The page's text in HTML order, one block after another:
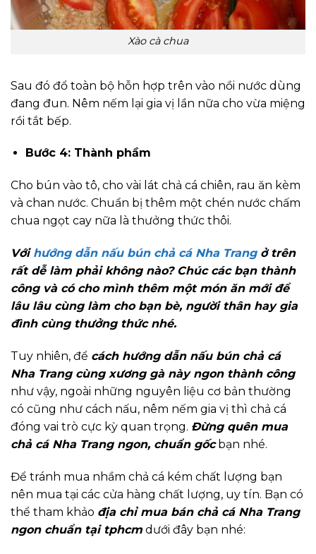
Xào cà chua
Sau đó đổ toàn bộ hỗn hợp trên vào nồi nước dùng
đang đun. Nêm nếm lại gia vị lần nữa cho vừa miệng
rồi tắt bếp.
Bước 4: Thành phầm
Cho bún vào tô, cho vài lát chả cá chiên, rau ăn kèm
và chan nước. Chuẩn bị thêm một chén nước chấm
chua ngọt cay nữa là thưởng thức thôi.
Với hướng dẫn nấu bún chả cá Nha Trangở trên
rất dễ làm phải không nào? Chúc các bạn thành
công và có cho mình thêm một món ăn mới để
lâu lâu cùng làm cho bạn bè, người thân hay gia
đình cùng thưởng thức nhé.
Tuy nhiên, để cách hướng dẫn nấu bún chả cá
Nha Trang cùng xương gà này ngon thành công
như vậy, ngoài những nguyên liệu cơ bản thường
có cũng như cách nấu, nêm nếm gia vị thì chả cá
đóng vai trò cực kỳ quan trọng. Đừng quên mua
chả cá Nha Trang ngon, chuẩn gốcbạn nhé.
Để tránh mua nhầm chả cá kém chất lượng bạn
nên mua tại các cửa hàng chất lượng, uy tín. Bạn có
thể tham khảo địa chỉ mua bán chả cá Nha Trang
ngon chuẩn tại tphcm dưới đây bạn nhé: